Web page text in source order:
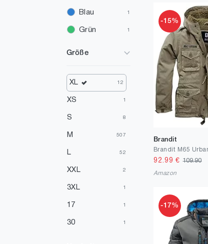
Blau 1
Grün 1
Größe
XL 12
XS 1
S 8
M 507
L 52
XXL 2
3XL 1
17 1
30 1
-15%
Brandit
92.99 €109.90
Amazon
-17%